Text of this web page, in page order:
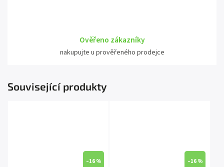
Ověřeno zákazníky
nakupujte u prověřeného prodejce
Související produkty
–16 % –16 %